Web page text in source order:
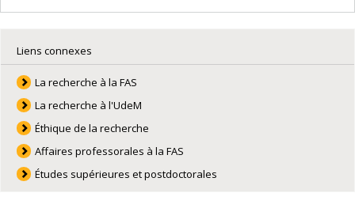
Liens connexes
La recherche à la FAS
La recherche à l'UdeM
Éthique de la recherche
Affaires professorales à la FAS
Études supérieures et postdoctorales